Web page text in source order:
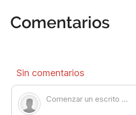
Comentarios